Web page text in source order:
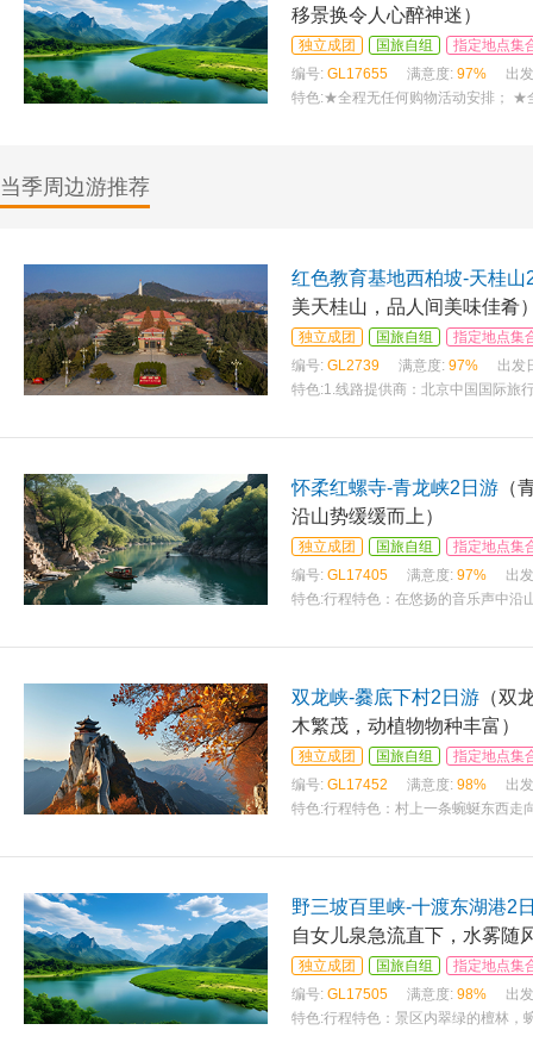
移景换令人心醉神迷）
独立成团 国旅自组
指定地点集
编号: GL17655 满意度: 97%
出
特色:★全程无任何购物活动安排； ★
当季周边游推荐
红色教育基地西柏坡-天桂山
美天桂山，品人间美味佳肴
独立成团 国旅自组
指定地点集
编号: GL2739 满意度: 97%
出发
特色:1.线路提供商：北京中国国际旅
怀柔红螺寺-青龙峡2日游 （
沿山势缓缓而上）
独立成团 国旅自组
指定地点集
编号: GL17405 满意度: 97%
出
特色:行程特色：在悠扬的音乐声中沿
双龙峡-爨底下村2日游 （双
木繁茂，动植物物种丰富）
独立成团 国旅自组
指定地点集
编号: GL17452 满意度: 98%
出
特色:行程特色：村上一条蜿蜒东西走
野三坡百里峡-十渡东湖港2
自女儿泉急流直下，水雾随
独立成团 国旅自组
指定地点集
编号: GL17505 满意度: 98%
出
特色:行程特色：景区内翠绿的檀林，